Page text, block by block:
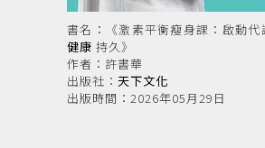
書名：《激素平衡瘦身課：啟動代
健康 持久》
作者：許書華
出版社： 天下文化
出版時間：2026年05月29日